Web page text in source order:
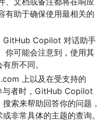
有助于确保使用最相关的
GitHub Copilot 对话助手
你可能会注意到，使用其
所不同。
上以及在受支持的
与者时，GitHub Copilot
索来帮助回答你的问题，
非常具体的主题的查询。